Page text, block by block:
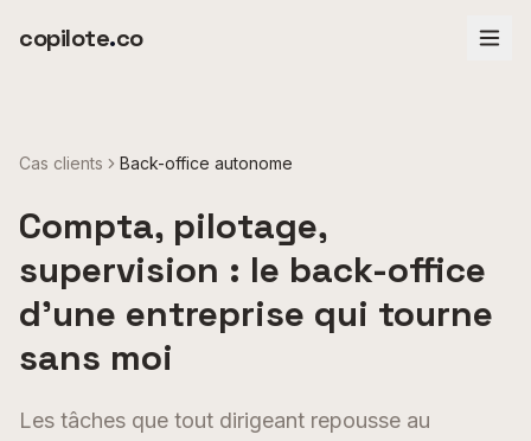
copilote.co
Cas clients Back-office autonome
Compta, pilotage,
supervision : le back-office
d'une entreprise qui tourne
sans moi
Les tâches que tout dirigeant repousse au